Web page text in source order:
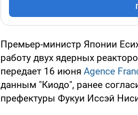
Премьер-министр Японии
работу двух ядерных
передает 16 июня Agence
данным "Киодо", ранее
префектуры Фукуи Иссэй